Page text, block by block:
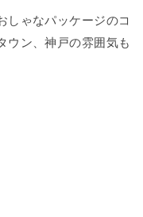
しゃなパッケージのコ
ウン、神戸の雰囲気も